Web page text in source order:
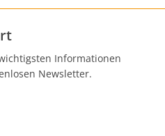
Informationen
Newsletter.